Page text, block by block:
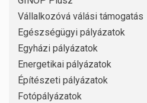
Vállalkozóvá válási támogatás
Egészségügyi pályázatok
Egyházi pályázatok
Energetikai pályázatok
Építészeti pályázatok
Fotópályázatok